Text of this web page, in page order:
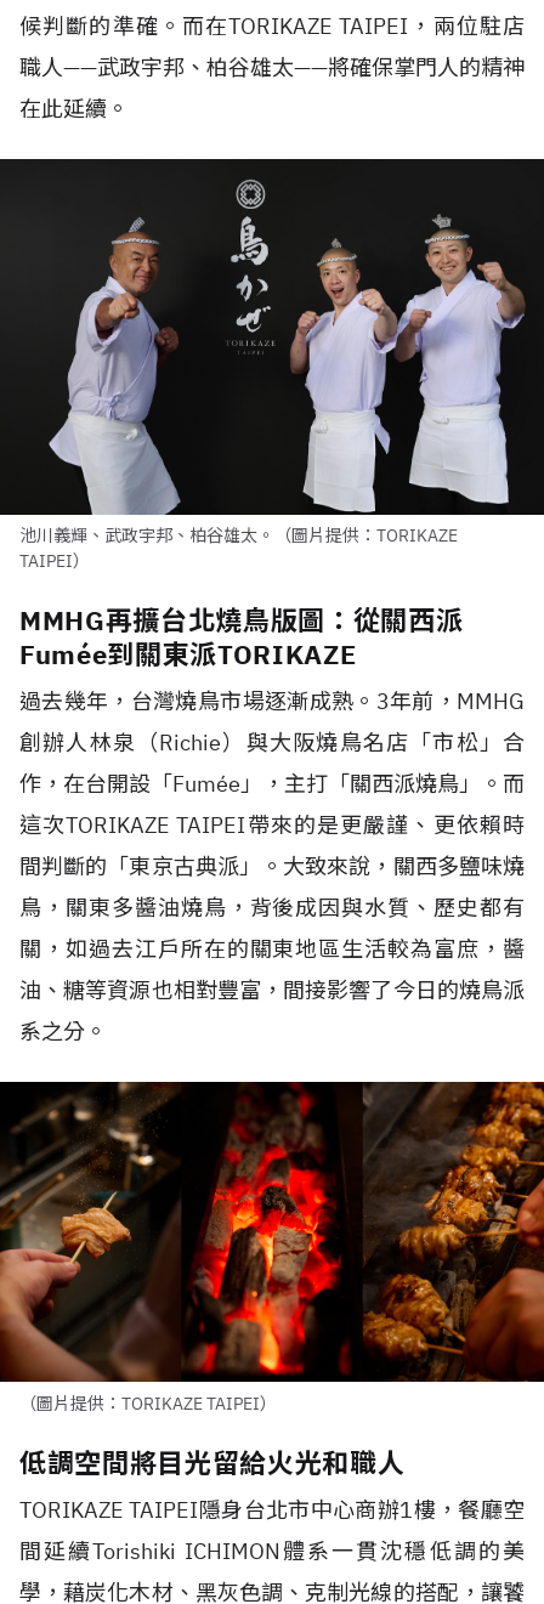
候判斷的準確。而在TORIKAZE TAIPEI ，兩位駐店
職人——武政宇邦、柏谷雄太——將確保掌門人的精神
在此延續。
池川義輝、武政宇邦、柏谷雄太。（圖片提供：TORIKAZE
TAIPEI）
MMHG再擴台北燒鳥版圖：從關西派
Fumée到關東派TORIKAZE
過去幾年，台灣燒鳥市場逐漸成熟。 3年前， MMHG
創辦人林泉（Richie）與大阪燒鳥名店「市松」合
作，在台開設「Fumée」，主打「關西派燒鳥」。而
這次TORIKAZE TAIPEI帶來的是更嚴謹、更依賴時
間判斷的「東京古典派」。大致來說，關西多鹽味燒
鳥，關東多醬油燒鳥，背後成因與水質、歷史都有
關，如過去江戶所在的關東地區生活較為富庶，醬
油、糖等資源也相對豐富，間接影響了今日的燒鳥派
系之分。
（圖片提供：TORIKAZE TAIPEI）
低調空間將目光留給火光和職人
TORIKAZE TAIPEI隱身台北市中心商辦1樓，餐廳空
間延續Torishiki ICHIMON體系一貫沈穩低調的美
學，藉炭化木材、黑灰色調、克制光線的搭配，讓饕